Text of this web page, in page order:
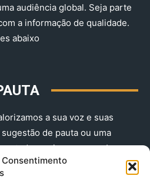
audiência global. Seja parte
a informação de qualidade.
abaixo
a sua voz e suas
de pauta ou uma
envie-nos agora!